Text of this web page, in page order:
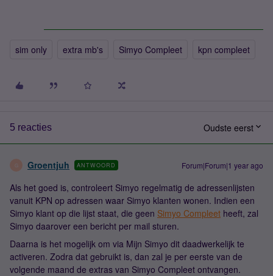
sim only extra mb's Simyo Compleet kpn compleet
5 reacties Oudste eerst
G Groentjuh ANTWOORD Forum|Forum|1 year ago
Als het goed is, controleert Simyo regelmatig de adressenlijsten
vanuit KPN op adressen waar Simyo klanten wonen. Indien een
Simyo klant op die lijst staat, die geen Simyo Compleet heeft, zal
Simyo daarover een bericht per mail sturen.
Daarna is het mogelijk om via Mijn Simyo dit daadwerkelijk te
activeren. Zodra dat gebruikt is, dan zal je per eerste van de
volgende maand de extras van Simyo Compleet ontvangen.